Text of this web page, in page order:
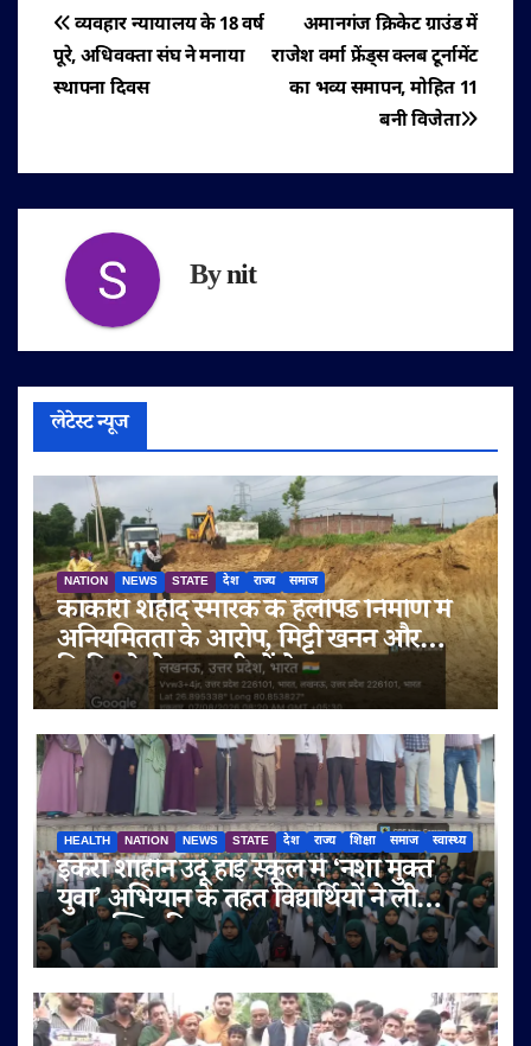
पोस्ट
नेविगेशन
अमानगंज क्रिकेट ग्राउंड में
राजेश वर्मा फ्रेंड्स क्लब टूर्नामेंट
का भव्य समापन, मोहित 11
बनी विजेता
व्यवहार न्यायालय के 18 वर्ष
पूरे, अधिवक्ता संघ ने मनाया
स्थापना दिवस
Bynit
लेटेस्ट न्यूज
NATION NEWS STATE देश राज्य समाज
काकोरी शहीद स्मारक के हेलीपैड निर्माण में
अनियमितता के आरोप, मिट्टी खनन और
बिक्री को लेकर ग्रामीणों ने उठाए सवाल
HEALTH NATION NEWS STATE देश राज्य शिक्षा समाज स्वास्थ्य
इकरा शाहीन उर्दू हाई स्कूल में ‘नशा मुक्त
युवा’ अभियान के तहत विद्यार्थियों ने ली
नशामुक्ति की शपथ